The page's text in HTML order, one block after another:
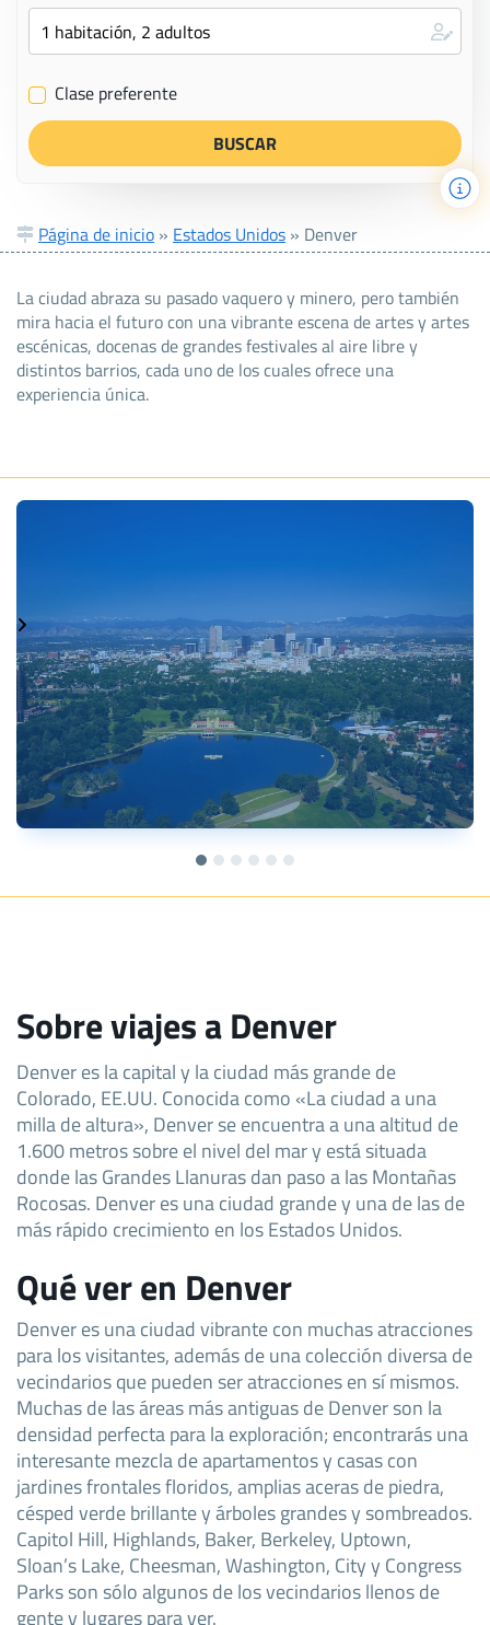
✔ Clase preferente
Página de inicio » Estados Unidos » Denver
La ciudad abraza su pasado vaquero y minero, pero también
mira hacia el futuro con una vibrante escena de artes y artes
escénicas, docenas de grandes festivales al aire libre y
distintos barrios, cada uno de los cuales ofrece una
experiencia única.
Sobre viajes a Denver
Denver es la capital y la ciudad más grande de
Colorado, EE.UU. Conocida como «La ciudad a una
milla de altura», Denver se encuentra a una altitud de
1.600 metros sobre el nivel del mar y está situada
donde las Grandes Llanuras dan paso a las Montañas
Rocosas. Denver es una ciudad grande y una de las de
más rápido crecimiento en los Estados Unidos.
Qué ver en Denver
Denver es una ciudad vibrante con muchas atracciones
para los visitantes, además de una colección diversa de
vecindarios que pueden ser atracciones en sí mismos.
Muchas de las áreas más antiguas de Denver son la
densidad perfecta para la exploración; encontrarás una
interesante mezcla de apartamentos y casas con
jardines frontales floridos, amplias aceras de piedra,
césped verde brillante y árboles grandes y sombreados.
Capitol Hill, Highlands, Baker, Berkeley, Uptown,
Sloan’s Lake, Cheesman, Washington, City y Congress
Parks son sólo algunos de los vecindarios llenos de
gente y lugares para ver.